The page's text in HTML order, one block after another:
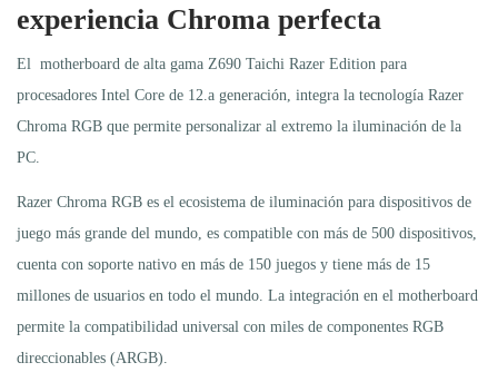
experiencia Chroma perfecta
El motherboard de alta gama Z690 Taichi Razer Edition para
procesadores Intel Core de 12.a generación, integra la tecnología Razer
Chroma RGB que permite personalizar al extremo la iluminación de la
PC.
Razer Chroma RGB es el ecosistema de iluminación para dispositivos de
juego más grande del mundo, es compatible con más de 500 dispositivos,
cuenta con soporte nativo en más de 150 juegos y tiene más de 15
millones de usuarios en todo el mundo. La integración en el motherboard
permite la compatibilidad universal con miles de componentes RGB
direccionables (ARGB).